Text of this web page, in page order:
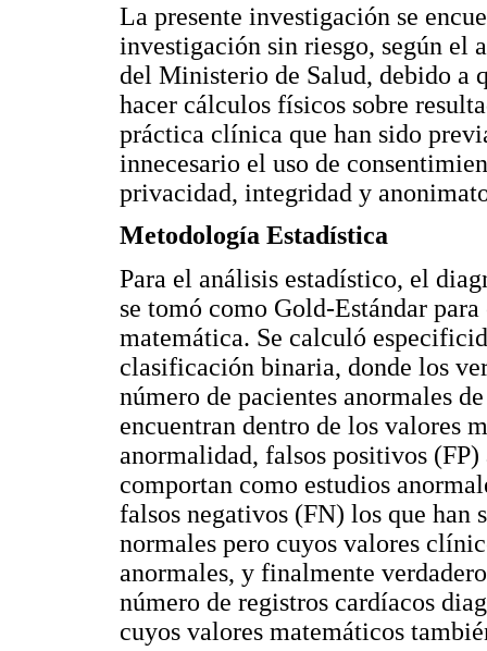
La presente investigación se
investigación sin riesgo, según el
del Ministerio de Salud, debido a
hacer cálculos físicos sobre
práctica clínica que han sido
innecesario el uso de
privacidad, integridad y
Metodología Estadística
Para el análisis estadístico, el
se tomó como Gold-Estándar
matemática. Se calculó
clasificación binaria, donde los
número de pacientes anormales
encuentran dentro de los valores
anormalidad, falsos positivos
comportan como estudios
falsos negativos (FN) los que han
normales pero cuyos valores
anormales, y finalmente
número de registros cardíacos
cuyos valores matemáticos